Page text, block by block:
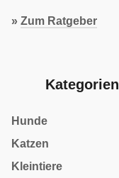
» Zum Ratgeber
Kategorien
Hunde
Katzen
Kleintiere